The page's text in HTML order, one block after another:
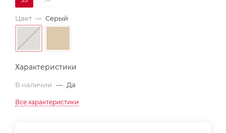
Цвет — Серый
Характеристики
В наличии — Да
Все характеристики